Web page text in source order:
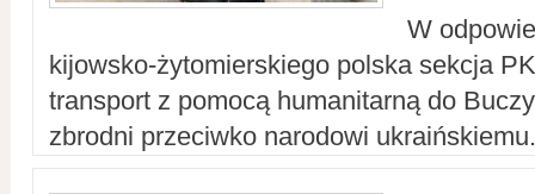
W
kijowsko-żytomierskiego polska sekcja
transport z pomocą humanitarną do
zbrodni przeciwko narodowi